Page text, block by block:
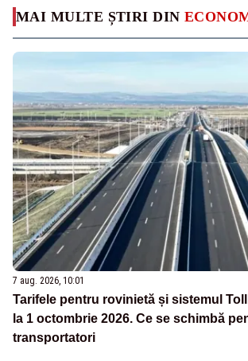
MAI MULTE ȘTIRI DIN
7 aug. 2026, 10:01
Tarifele pentru rovinietă și sistemul
la 1 octombrie 2026. Ce se schimbă
transportatori